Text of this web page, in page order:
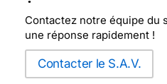
Contactez notre équipe du
une réponse rapidement !
Contacter le S.A.V.